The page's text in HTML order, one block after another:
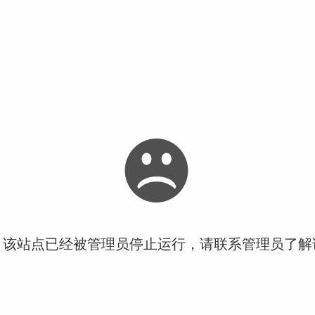
站点已经被管理员停止运行，请联系管理员了